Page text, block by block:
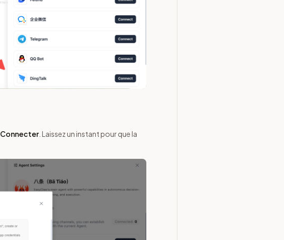
Connecter. Laissez un instant pour que la